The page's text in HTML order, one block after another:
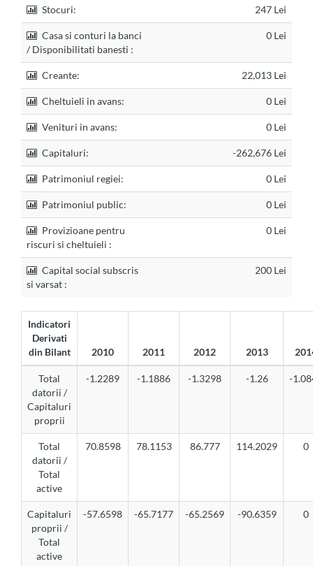
Stocuri: 247 Lei
Casa si conturi la banci
/ Disponibilitati banesti :
0 Lei
Creante: 22,013 Lei
Cheltuieli in avans: 0 Lei
Venituri in avans: 0 Lei
Capitaluri: -262,676 Lei
Patrimoniul regiei: 0 Lei
Patrimoniul public: 0 Lei
Provizioane pentru
riscuri si cheltuieli :
0 Lei
Capital social subscris
si varsat :
200 Lei
Indicatori
Derivati
din Bilant
2010 2011 2012 2013
Total
datorii /
Capitaluri
proprii
-1.2289 -1.1886 -1.3298 -1.26 -
Total
datorii /
Total
active
70.8598 78.1153 86.777 114.2029 0
Capitaluri
proprii /
Total
active
-57.6598 -65.7177 -65.2569 -90.6359 0